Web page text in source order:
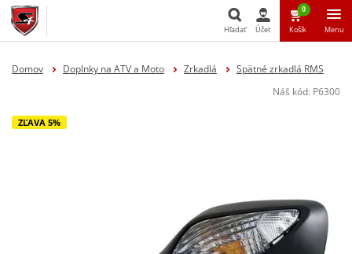
Hľadať
Hľadať Účet
0
Košík Menu
Domov Doplnky na ATV a Moto Zrkadlá
Spätné zrkadlá RMS
Náš kód: P6300
ZĽAVA 5%